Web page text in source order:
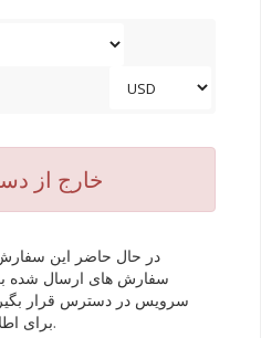
خارج از
در حال حاضر این
سفارش های ارسال شده
سرویس در دسترس قرار
برای اطلاعات بیشتر با ما تماس بگیرید.